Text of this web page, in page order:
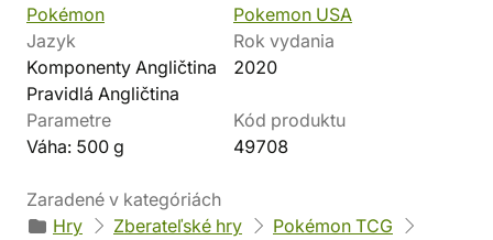
Pokémon
Pokemon USA
Jazyk
Komponenty Angličtina
Pravidlá Angličtina
Rok vydania
2020
Parametre
Váha: 500 g
Kód produktu
49708
Zaradené v kategóriách
Hry
Zberateľské hry
Pokémon TCG